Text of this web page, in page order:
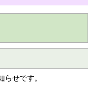
せです。